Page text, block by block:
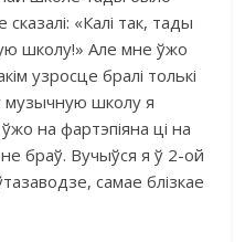
«Калі так, тады
школу!» Але мне ўжо
узросце бралі толькі
музычную школу я
на фартэпіяна ці на
не браў. Вучыўся я ў 2-ой
самае блізкае